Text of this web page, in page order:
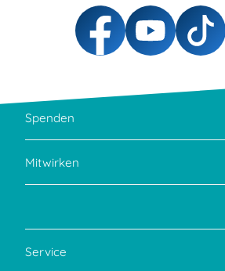
Spenden
Mitwirken
Service